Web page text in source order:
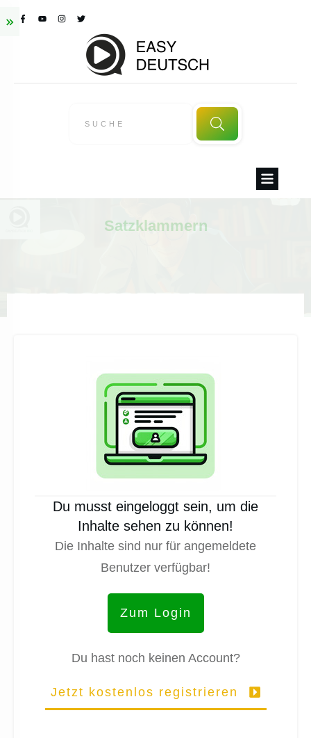
Satzklammern
Du musst eingeloggt sein, um die
Inhalte sehen zu können!
Die Inhalte sind nur für angemeldete
Benutzer verfügbar!
Zum Login
Du hast noch keinen Account?
Jetzt kostenlos registrieren